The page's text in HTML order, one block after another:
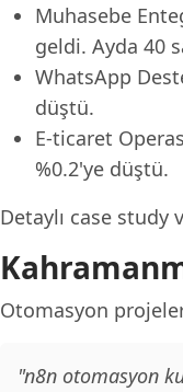
Muhasebe
geldi. Ayda 40
WhatsApp
düştü.
E-ticaret
%0.2'ye düştü.
Detaylı case study
Otomasyon
"n8n otomasyon